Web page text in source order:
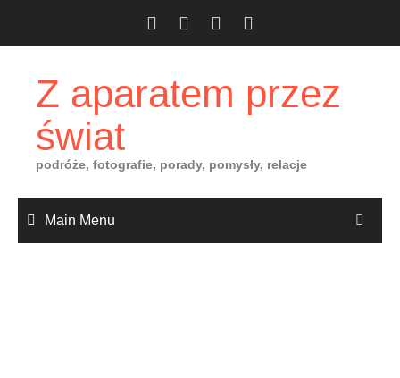
Z aparatem przez
świat
podróże, fotografie, porady, pomysły, relacje
Main Menu